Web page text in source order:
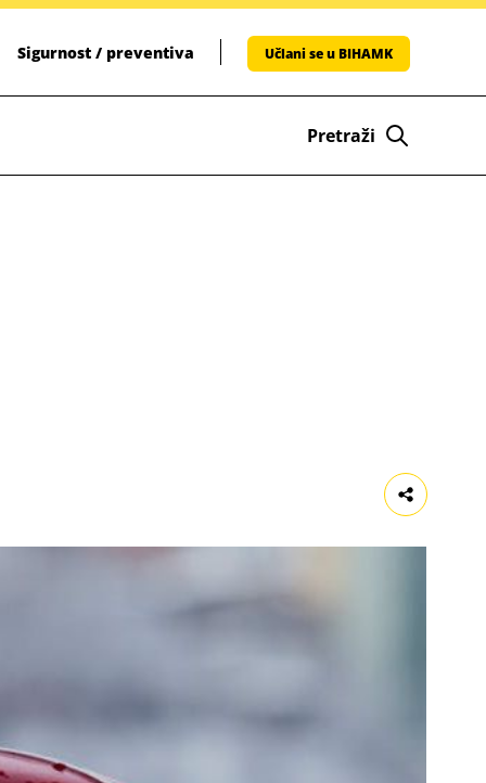
Sigurnost / preventiva Učlani se u BIHAMK
Pretraži